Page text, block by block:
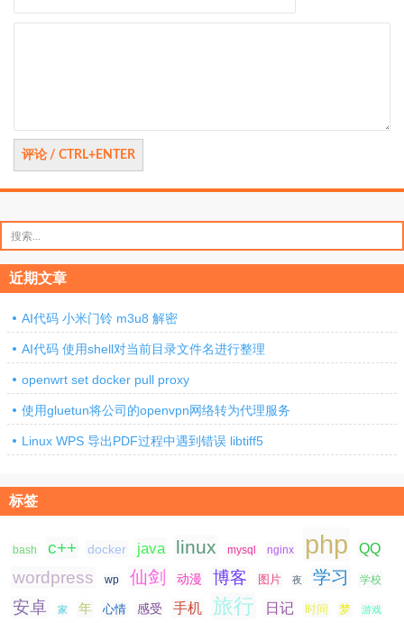
索：
近期文章
AI代码 小米门铃 m3u8 解密
AI代码 使用shell对当前目录文件名进行整理
openwrt set docker pull proxy
使用gluetun将公司的openvpn网络转为代理服务
Linux WPS 导出PDF过程中遇到错误 libtiff5
标签
bash c++ docker java linux mysql nginx php QQ
wordpress wp 仙剑 动漫 博客 图片 夜 学习 学校
安卓 家 年 心情 感受 手机 旅行 日记 时间 梦 游戏